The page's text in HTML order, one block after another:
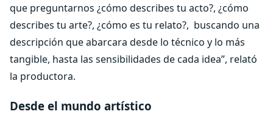
que preguntarnos ¿cómo describes tu acto?, ¿cómo
describes tu arte?, ¿cómo es tu relato?, buscando una
descripción que abarcara desde lo técnico y lo más
tangible, hasta las sensibilidades de cada idea”, relató
la productora.
Desde el mundo artístico